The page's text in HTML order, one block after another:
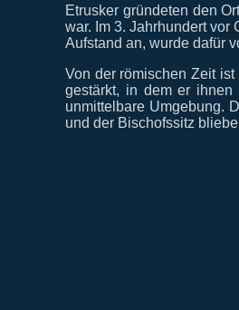
Etrusker gründeten den
war. Im 3. Jahrhundert
Aufstand an, wurde dafür
Von der römischen Zeit
gestärkt, in dem er ihnen
unmittelbare Umgebung.
und der Bischofssitz